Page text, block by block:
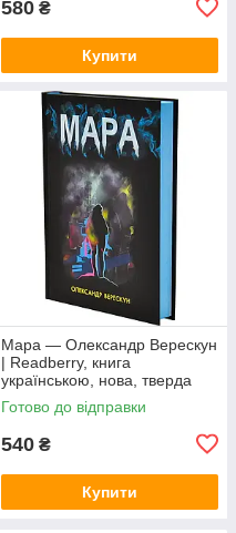
580 ₴
Купити
Мара — Олександр Верескун
| Readberry, книга
українською, нова, тверда
Готово до відправки
540 ₴
Купити